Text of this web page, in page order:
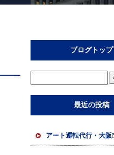
ブログトップ
最近の投稿